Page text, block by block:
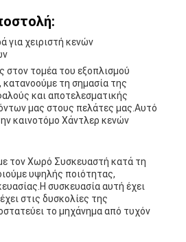
για χειριστή κενών
στον τομέα του εξοπλισμού
κατανοούμε τη σημασία της
και αποτελεσματικής
μας στους πελάτες μας.Αυτό
καινοτόμο Χάντλερ κενών
τον Χωρό Συσκευαστή κατά τη
υψηλής ποιότητας,
συσκευασία αυτή έχει
στις δυσκολίες της
το μηχάνημα από τυχόν